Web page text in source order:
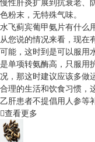
色粉末，无特殊气味。
水飞蓟宾葡甲氨片有什么
从您说的情况来看，现在
可能，这时到是可以服用
是单项转氨酶高，只服用
况，那这时建议应该多做
合理的生活和饮食习惯，
乙肝患者不提倡用人参等
查看更多